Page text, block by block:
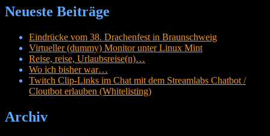
Neueste Beiträge
Eindrücke vom 38. Drachenfest in Braunschweig
Virtueller (dummy) Monitor unter Linux Mint
Reise, reise, Urlaubsreise(n)…
Wo ich bisher war…
Twitch Clip-Links im Chat mit dem Streamlabs Chatbot /
Cloutbot erlauben (Whitelisting)
Archiv